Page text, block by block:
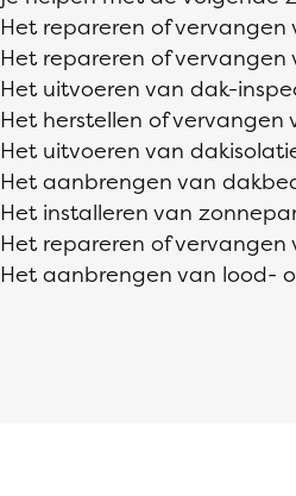
Het repareren of
Het repareren of
Het uitvoeren van dak-
Het herstellen of vervangen
Het uitvoeren van
Het aanbrengen van
Het installeren van
Het repareren of
Het aanbrengen van lood-